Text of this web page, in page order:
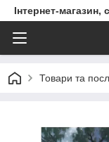
Інтернет-
Товари та